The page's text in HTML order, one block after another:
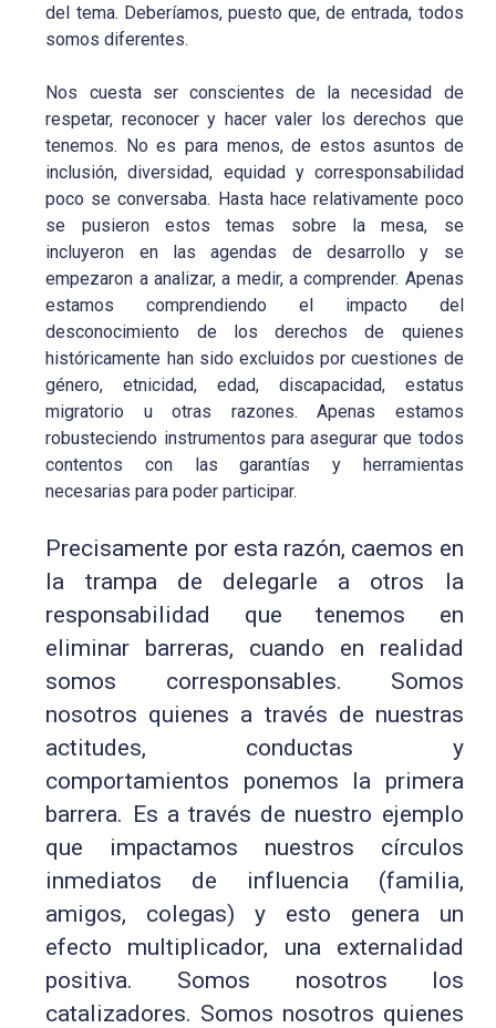
del tema. Deberíamos, puesto que, de entrada, todos
somos diferentes.
Nos cuesta ser conscientes de la necesidad de
respetar, reconocer y hacer valer los derechos que
tenemos. No es para menos, de estos asuntos de
inclusión, diversidad, equidad y corresponsabilidad
poco se conversaba. Hasta hace relativamente poco
se pusieron estos temas sobre la mesa, se
incluyeron en las agendas de desarrollo y se
empezaron a analizar, a medir, a comprender. Apenas
estamos comprendiendo el impacto del
desconocimiento de los derechos de quienes
históricamente han sido excluidos por cuestiones de
género, etnicidad, edad, discapacidad, estatus
migratorio u otras razones. Apenas estamos
robusteciendo instrumentos para asegurar que todos
contentos con las garantías y herramientas
necesarias para poder participar.
Precisamente por esta razón, caemos en
la trampa de delegarle a otros la
responsabilidad que tenemos en
eliminar barreras, cuando en realidad
somos corresponsables. Somos
nosotros quienes a través de nuestras
actitudes, conductas y
comportamientos ponemos la primera
barrera. Es a través de nuestro ejemplo
que impactamos nuestros círculos
inmediatos de influencia (familia,
amigos, colegas) y esto genera un
efecto multiplicador, una externalidad
positiva. Somos nosotros los
catalizadores. Somos nosotros quienes